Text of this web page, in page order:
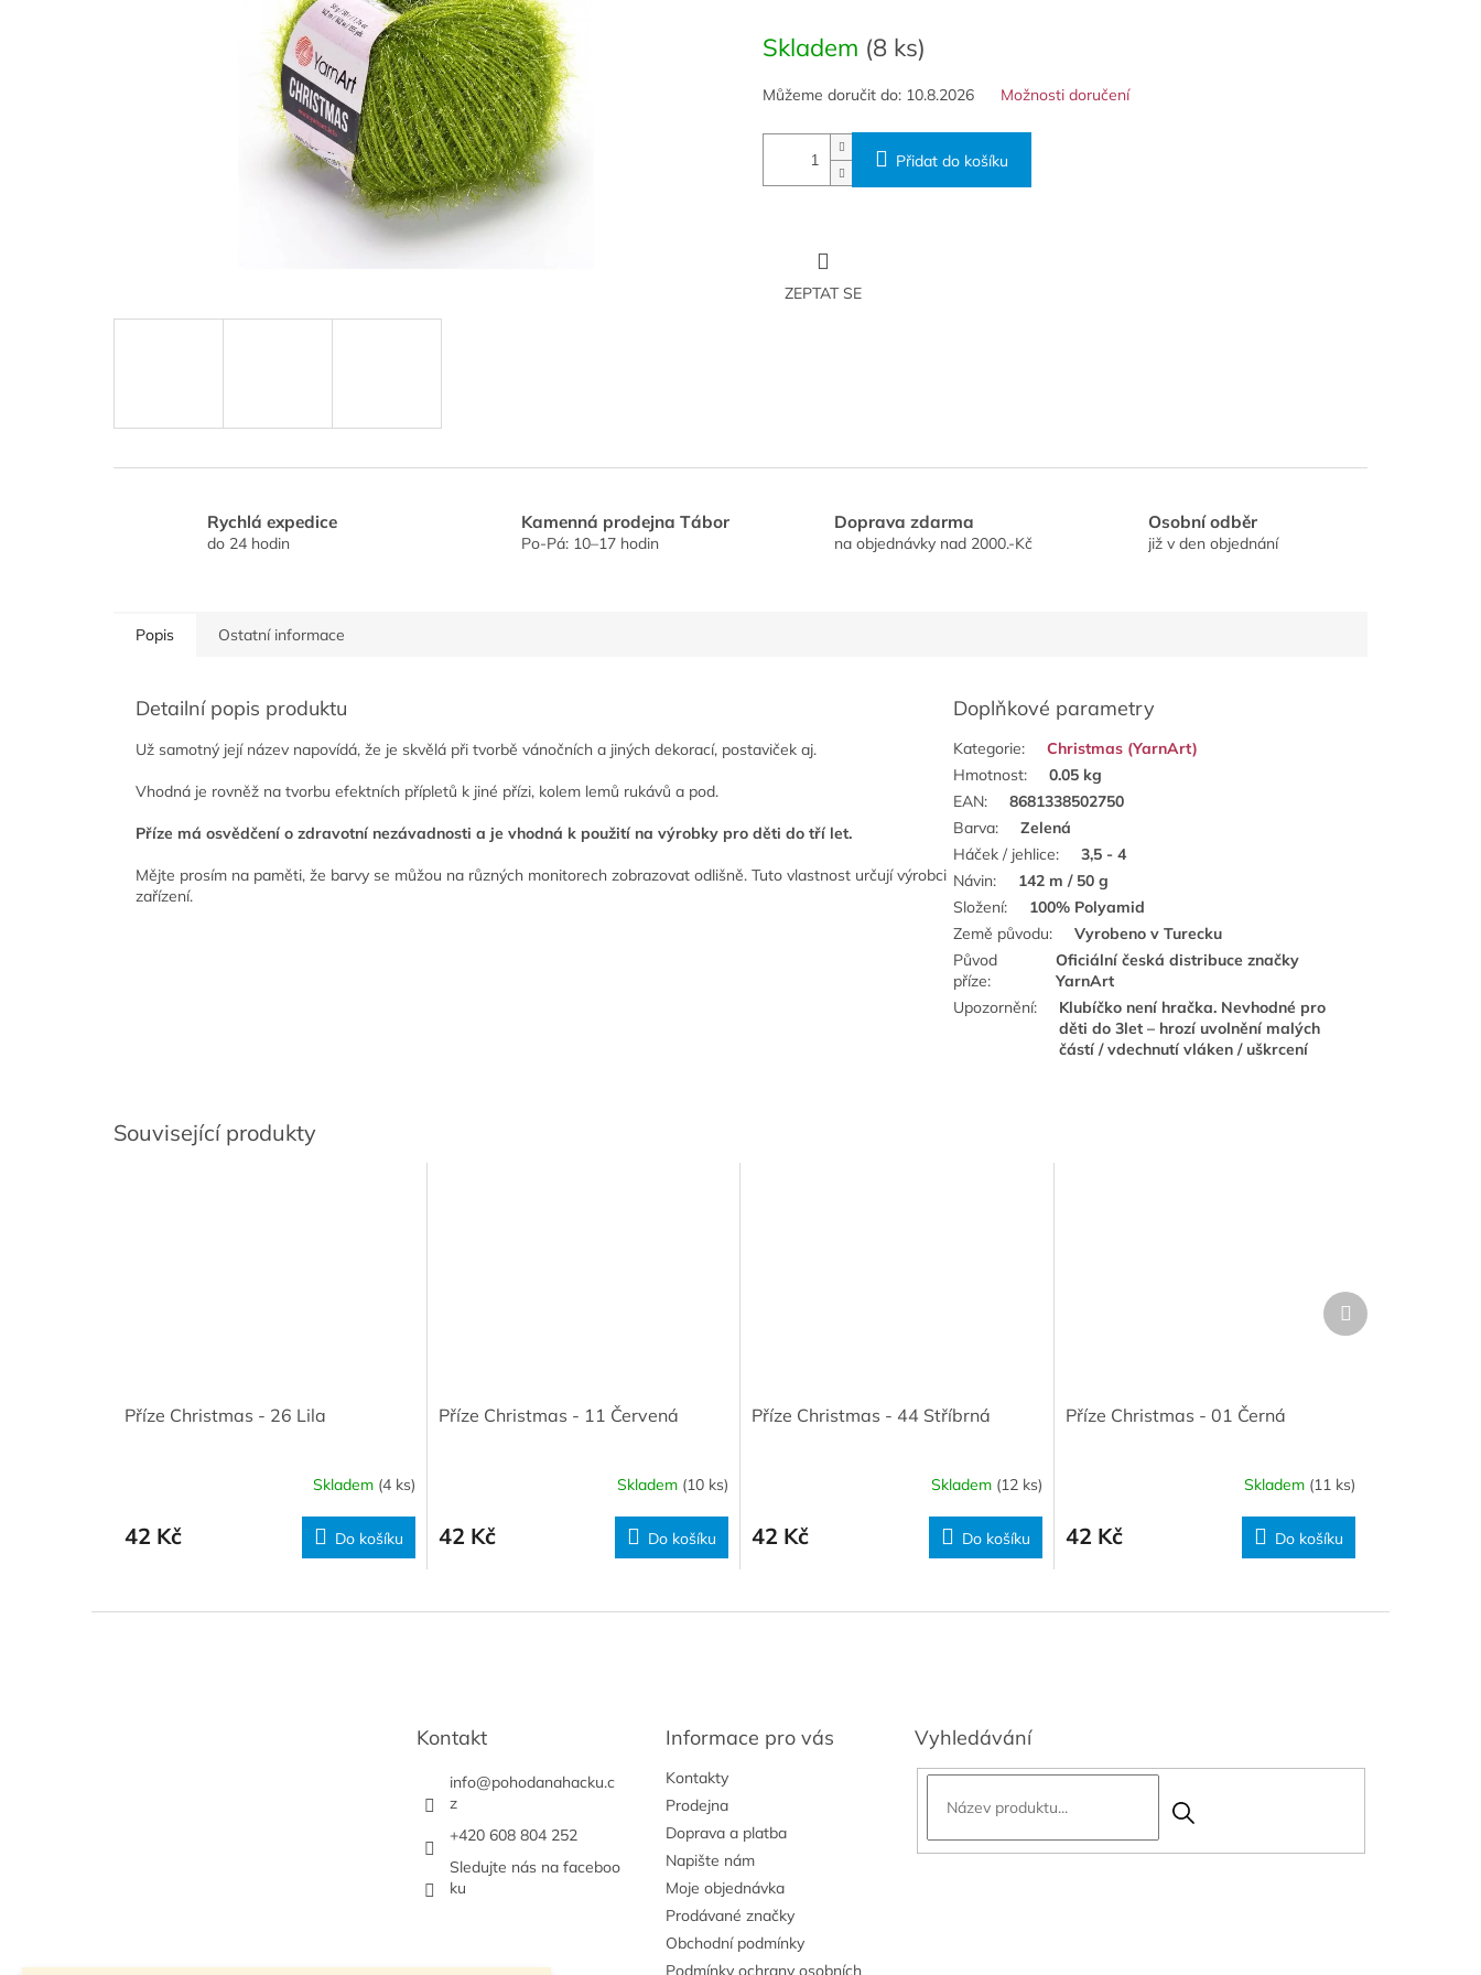
cena:
Skladem (8 ks)
Můžeme doručit do: 10.8.2026 Možnosti doručení
Přidat do košíku
ZEPTAT SE
Rychlá expedice
do 24 hodin
Kamenná prodejna Tábor
Po-Pá: 10–17 hodin
Doprava zdarma
na objednávky nad 2000.-Kč
Osobní odběr
již v den objednání
Související produkty
Příze Christmas - 26 Lila
Skladem (4 ks)
42 Kč Do košíku
Příze Christmas - 11 Červená
Skladem (10 ks)
42 Kč Do košíku
Příze Christmas - 44 Stříbrná
Skladem (12 ks)
42 Kč Do košíku
Příze Christmas - 01 Černá
Skladem (11 ks)
42 Kč Do košíku
Další
produkt
Popis Ostatní informace
Detailní popis produktu
Už samotný její název napovídá, že je skvělá při tvorbě vánočních a jiných dekorací, postaviček aj.
Vhodná je rovněž na tvorbu efektních přípletů k jiné přízi, kolem lemů rukávů a pod.
Příze má osvědčení o zdravotní nezávadnosti a je vhodná k použití na výrobky pro děti do tří let.
Mějte prosím na paměti, že barvy se můžou na různých monitorech zobrazovat odlišně. Tuto vlastnost určují výrobci
zařízení.
Doplňkové parametry
Kategorie:
Christmas (YarnArt)
Hmotnost:
0.05 kg
EAN:
8681338502750
Barva:
Zelená
Háček / jehlice:
3,5 - 4
Návin:
142 m / 50 g
Složení:
100% Polyamid
Země původu:
Vyrobeno v Turecku
Původ
příze:
Oficiální česká distribuce značky
YarnArt
Upozornění:
Klubíčko není hračka. Nevhodné pro
děti do 3let – hrozí uvolnění malých
částí / vdechnutí vláken / uškrcení
Kontakt
info@pohodanahacku.c
z
+420 608 804 252
Sledujte nás na faceboo
ku
Informace pro vás
Kontakty
Prodejna
Doprava a platba
Napište nám
Moje objednávka
Prodávané značky
Obchodní podmínky
Vyhledávání